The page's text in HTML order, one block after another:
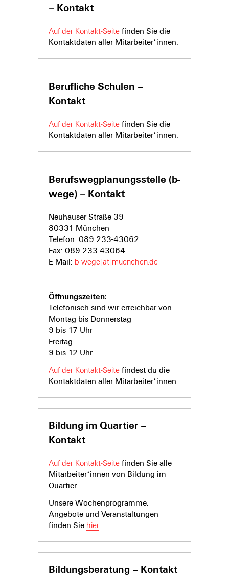
– Kontakt
Auf der Kontakt-Seite finden Sie die
Kontaktdaten aller Mitarbeiter*innen.
Berufliche Schulen –
Kontakt
Auf der Kontakt-Seite finden Sie die
Kontaktdaten aller Mitarbeiter*innen.
Berufswegplanungsstelle (b-
wege) – Kontakt
Neuhauser Straße 39
80331 München
Telefon: 089 233-43062
Fax: 089 233-43064
E-Mail: b-wege[at]muenchen.de
Öffnungszeiten:
Telefonisch sind wir erreichbar von
Montag bis Donnerstag
9 bis 17 Uhr
Freitag
9 bis 12 Uhr
Auf der Kontakt-Seite findest du die
Kontaktdaten aller Mitarbeiter*innen.
Bildung im Quartier –
Kontakt
Auf der Kontakt-Seite finden Sie alle
Mitarbeiter*innen von Bildung im
Quartier.
Unsere Wochenprogramme,
Angebote und Veranstaltungen
finden Sie hier.
Bildungsberatung – Kontakt